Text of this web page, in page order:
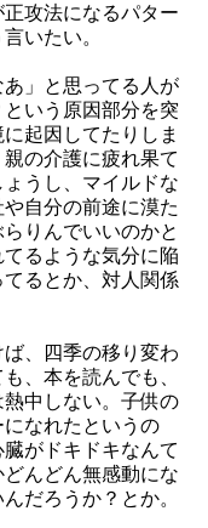
攻法になるパター
いたい。
」と思ってる人が
いう原因部分を突
起因してたりしま
の介護に疲れ果て
うし、マイルドな
自分の前途に漠た
りんでいいのかと
るような気分に陥
るとか、対人関係
、四季の移り変わ
、本を読んでも、
中しない。子供の
なれたというの
がドキドキなんて
んどん無感動にな
だろうか？とか。